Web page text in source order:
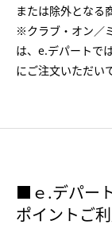
または除外となる
※クラブ・オン／
は、e.デパートで
にご注文いただい
■ｅ.デパー
ポイントご